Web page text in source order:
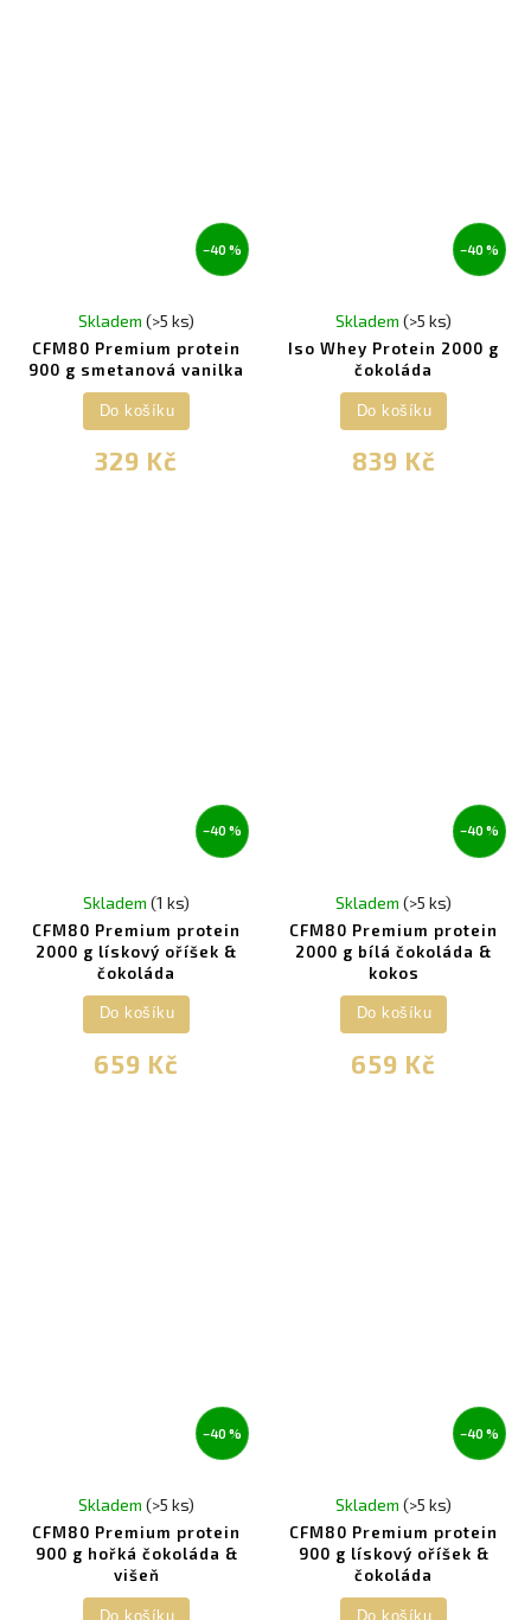
–40 %
CFM80 Premium protein
900 g smetanová vanilka
Skladem(>5 ks)
329 Kč
Do košíku
–40 %
Iso Whey Protein 2000 g
čokoláda
Skladem(>5 ks)
839 Kč
Do košíku
–40 %
CFM80 Premium protein
2000 g lískový oříšek &
čokoláda
Skladem(1 ks)
659 Kč
Do košíku
–40 %
CFM80 Premium protein
2000 g bílá čokoláda &
kokos
Skladem(>5 ks)
659 Kč
Do košíku
–40 %
CFM80 Premium protein
900 g hořká čokoláda &
višeň
Skladem(>5 ks)
Do košíku
–40 %
CFM80 Premium protein
900 g lískový oříšek &
čokoláda
Skladem(>5 ks)
Do košíku